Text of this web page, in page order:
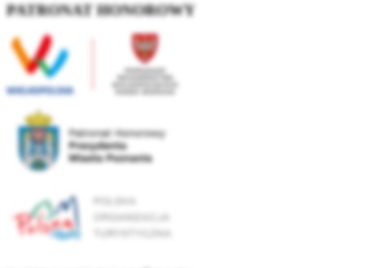
PATRONAT HONOROWY